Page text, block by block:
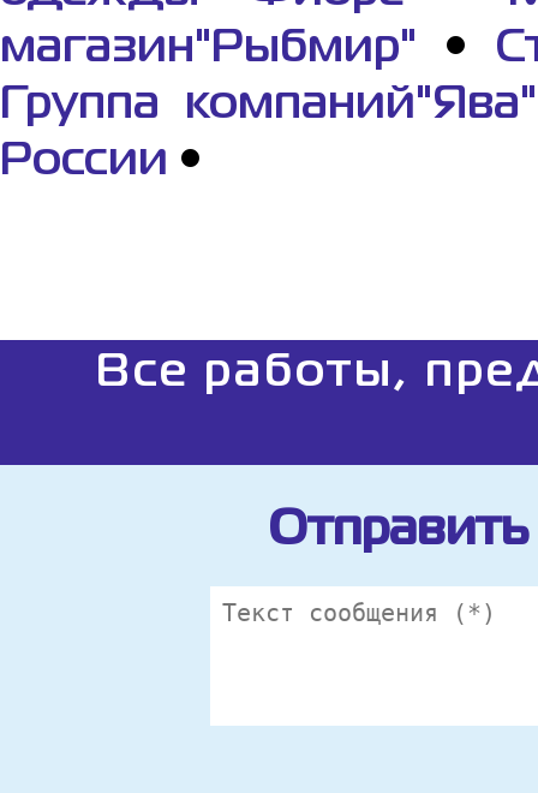
магазин"Рыбмир" •
Группа компаний"Ява"
России •
Все работы,
Отправить